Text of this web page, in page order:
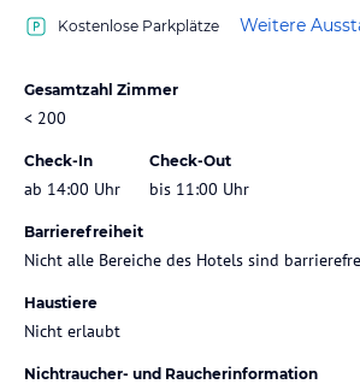
Kostenlose Parkplätze Weitere
Gesamtzahl Zimmer
< 200
Check-In
ab 14:00 Uhr
Check-Out
bis 11:00 Uhr
Barrierefreiheit
Nicht alle Bereiche des Hotels sind
Haustiere
Nicht erlaubt
Nichtraucher- und Raucherinformation